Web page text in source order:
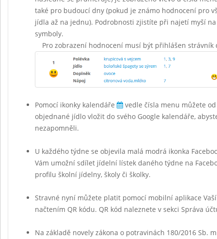
také pro budoucí dny (pokud je známo hodnocení pro
jídla až na jednu). Podrobnosti zjistíte při najetí myší
symboly.
Pro zobrazení hodnocení musí být přihlášen strávník
Pomocí ikonky kalendáře
vedle čísla menu můžete
objednané jídlo vložit do svého Google kalendáře,
nezapomněli.
U každého týdne se objevila malá modrá ikonka
Vám umožní sdílet jídelní lístek daného týdne na
profilu školní jídelny, školy či školky.
Stravné nyní můžete platit pomocí mobilní aplikace
načtením QR kódu. QR kód naleznete v sekci Správa
Na základě novely zákona o potravinách 180/2016 Sb.